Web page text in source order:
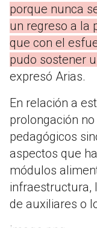
porque nunca
un regreso a la
que con el
pudo sostener
expresó Arias.
En relación a
prolongación
pedagógicos
aspectos que
módulos
infraestructura,
de auxiliares o